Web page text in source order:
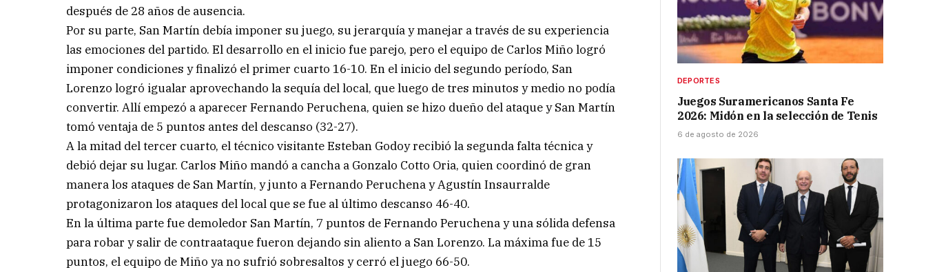
después de 28 años de ausencia.
Por su parte, San Martín debía imponer su juego, su jerarquía y manejar a través de su experiencia
las emociones del partido. El desarrollo en el inicio fue parejo, pero el equipo de Carlos Miño logró
imponer condiciones y finalizó el primer cuarto 16-10. En el inicio del segundo período, San
Lorenzo logró igualar aprovechando la sequía del local, que luego de tres minutos y medio no podía
convertir. Allí empezó a aparecer Fernando Peruchena, quien se hizo dueño del ataque y San Martín
tomó ventaja de 5 puntos antes del descanso (32-27).
A la mitad del tercer cuarto, el técnico visitante Esteban Godoy recibió la segunda falta técnica y
debió dejar su lugar. Carlos Miño mandó a cancha a Gonzalo Cotto Oria, quien coordinó de gran
manera los ataques de San Martín, y junto a Fernando Peruchena y Agustín Insaurralde
protagonizaron los ataques del local que se fue al último descanso 46-40.
En la última parte fue demoledor San Martín, 7 puntos de Fernando Peruchena y una sólida defensa
para robar y salir de contraataque fueron dejando sin aliento a San Lorenzo. La máxima fue de 15
puntos, el equipo de Miño ya no sufrió sobresaltos y cerró el juego 66-50.
DEPORTES
Juegos Suramericanos Santa Fe
2026: Midón en la selección de Tenis
6 de agosto de 2026